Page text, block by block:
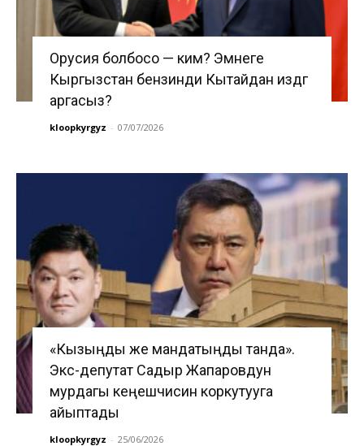
Орусия болбосо — ким? Эмнеге
Кыргызстан бензинди Кытайдан издөөгө
аргасыз?
kloopkyrgyz - 07/07/2026
«Кызыңды же мандатыңды танда».
Экс-депутат Садыр Жапаровдун
мурдагы кеңешчисин коркутууга
айыптады
kloopkyrgyz - 25/06/2026